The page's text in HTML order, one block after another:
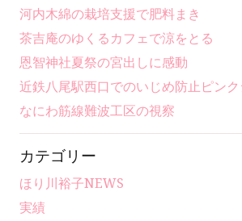
河内木綿の栽培支援で肥料まき
茶吉庵のゆくるカフェで涼をとる
恩智神社夏祭の宮出しに感動
近鉄八尾駅西口でのいじめ防止ピン
なにわ筋線難波工区の視察
カテゴリー
ほり川裕子NEWS
実績